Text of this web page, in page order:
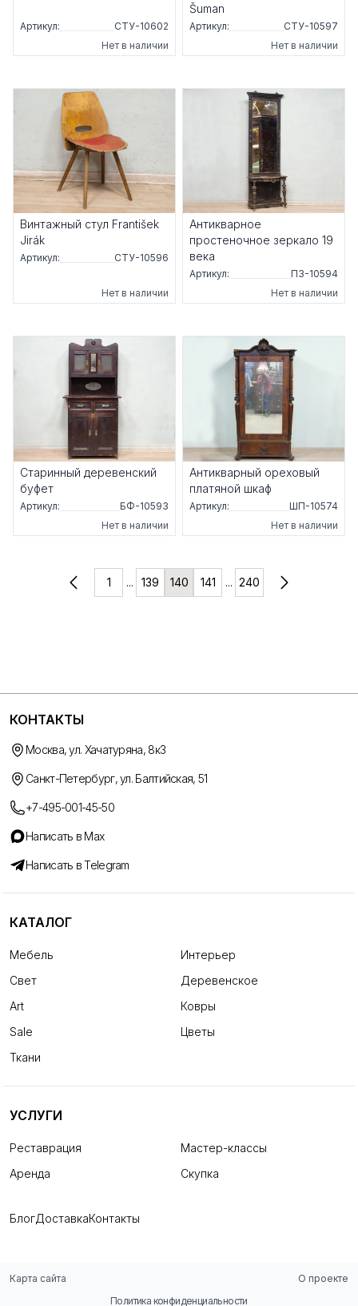
Артикул:
СТУ-10602
Нет в наличии
Šuman
Артикул:
СТУ-10597
Нет в наличии
Винтажный стул František
Jirák
Артикул: СТУ-10596
Нет в наличии
Антикварное
простеночное зеркало 19
века
Артикул:
ПЗ-10594
Нет в наличии
Старинный деревенский
буфет
Артикул:
БФ-10593
Нет в наличии
Антикварный ореховый
платяной шкаф
Артикул:
ШП-10574
Нет в наличии
1 ... 139 140 141 ... 240
КОНТАКТЫ
Москва, ул. Хачатуряна, 8к3
Санкт-Петербург, ул. Балтийская, 51
+7-495-001-45-50
Написать в Max
Написать в Telegram
КАТАЛОГ
Мебель
Интерьер
Свет
Деревенское
Art
Ковры
Sale
Цветы
Ткани
УСЛУГИ
Реставрация
Мастер-классы
Аренда
Скупка
БлогДоставкаКонтакты
Карта сайта
О проекте
Политика конфиденциальности